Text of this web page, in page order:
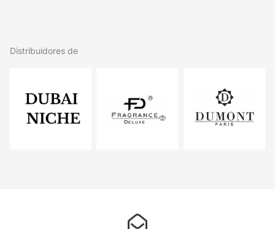
Distribuidores de